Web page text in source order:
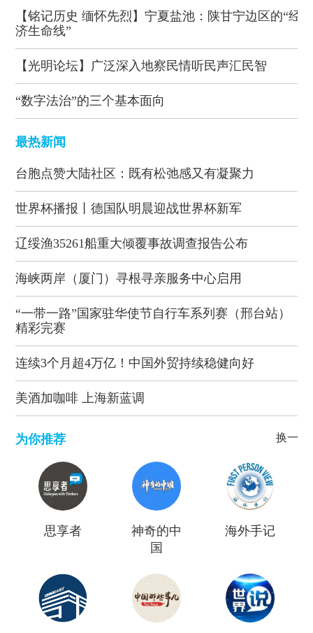
【铭记历史 缅怀先烈】宁夏盐池：陕甘宁边区的“经
济生命线”
【光明论坛】广泛深入地察民情听民声汇民智
“数字法治”的三个基本面向
最热新闻
台胞点赞大陆社区：既有松弛感又有凝聚力
世界杯播报丨德国队明晨迎战世界杯新军
辽绥渔35261船重大倾覆事故调查报告公布
海峡两岸（厦门）寻根寻亲服务中心启用
“一带一路”国家驻华使节自行车系列赛（邢台站）
精彩完赛
连续3个月超4万亿！中国外贸持续稳健向好
美酒加咖啡 上海新蓝调
为你推荐 换一批
思享者
神奇的中
国
海外手记